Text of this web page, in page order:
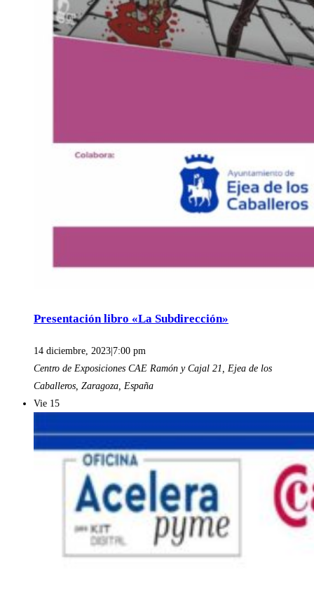
Presentación libro «La Subdirección»
14 diciembre, 2023|7:00 pm
Centro de Exposiciones CAE Ramón y Cajal 21, Ejea de los
Caballeros, Zaragoza, España
Vie 15